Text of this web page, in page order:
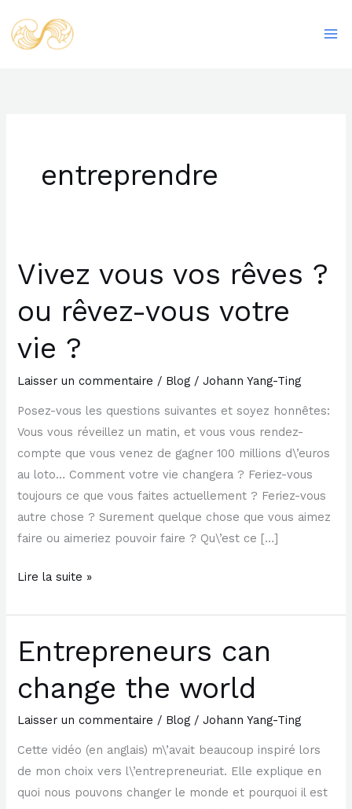
au
contenu
entreprendre
Vivez vous vos rêves ?
ou rêvez-vous votre
vie ?
Laisser un commentaire / Blog /Johann Yang-Ting
Posez-vous les questions suivantes et soyez honnêtes:
Vous vous réveillez un matin, et vous vous rendez-
compte que vous venez de gagner 100 millions d\’euros
au loto… Comment votre vie changera ? Feriez-vous
toujours ce que vous faites actuellement ? Feriez-vous
autre chose ? Surement quelque chose que vous aimez
faire ou aimeriez pouvoir faire ? Qu\’est ce […]
Vivez
vous
vos
?
vous
votre
vie
?
Lire la suite »
Entrepreneurs can
change the world
Laisser un commentaire / Blog /Johann Yang-Ting
Cette vidéo (en anglais) m\’avait beaucoup inspiré lors
de mon choix vers l\’entrepreneuriat. Elle explique en
quoi nous pouvons changer le monde et pourquoi il est
Entrepreneurs
can
change
world